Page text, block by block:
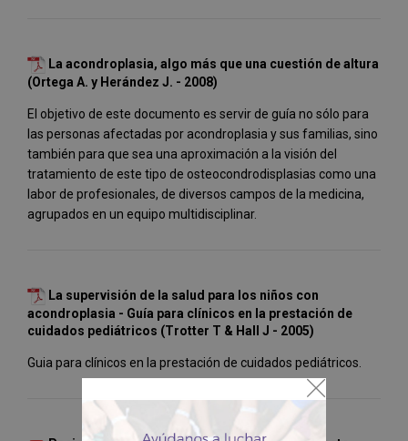
La acondroplasia, algo más que una cuestión de altura
(Ortega A. y Herández J. - 2008)
El objetivo de este documento es servir de guía no sólo para
las personas afectadas por acondroplasia y sus familias, sino
también para que sea una aproximación a la visión del
tratamiento de este tipo de osteocondrodisplasias como una
labor de profesionales, de diversos campos de la medicina,
agrupados en un equipo multidisciplinar.
La supervisión de la salud para los niños con
acondroplasia - Guía para clínicos en la prestación de
cuidados pediátricos (Trotter T & Hall J - 2005)
Guia para clínicos en la prestación de cuidados pediátricos.